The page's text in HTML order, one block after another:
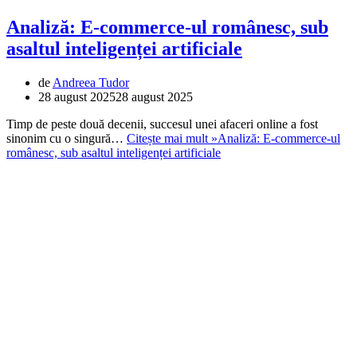
Analiză: E-commerce-ul românesc, sub
asaltul inteligenței artificiale
de Andreea Tudor
28 august 202528 august 2025
Timp de peste două decenii, succesul unei afaceri online a fost
sinonim cu o singură… Citește mai mult »Analiză: E-commerce-ul
românesc, sub asaltul inteligenței artificiale